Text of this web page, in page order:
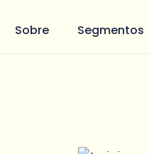
Sobre Segmentos